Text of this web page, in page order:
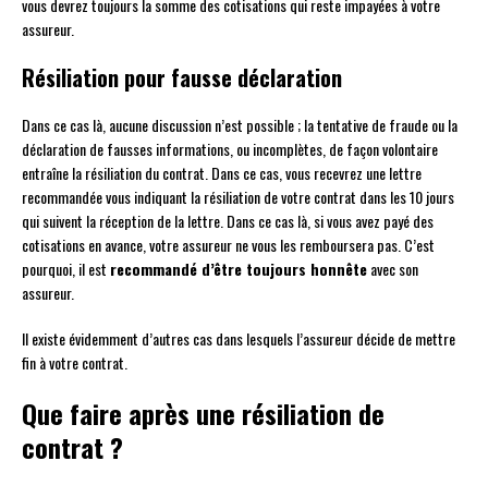
vous devrez toujours la somme des cotisations qui reste impayées à votre
assureur.
Résiliation pour fausse déclaration
Dans ce cas là, aucune discussion n’est possible ; la tentative de fraude ou la
déclaration de fausses informations, ou incomplètes, de façon volontaire
entraîne la résiliation du contrat. Dans ce cas, vous recevrez une lettre
recommandée vous indiquant la résiliation de votre contrat dans les 10 jours
qui suivent la réception de la lettre. Dans ce cas là, si vous avez payé des
cotisations en avance, votre assureur ne vous les remboursera pas. C’est
pourquoi, il est recommandé d’être toujours honnêteavec son
assureur.
Il existe évidemment d’autres cas dans lesquels l’assureur décide de mettre
fin à votre contrat.
Que faire après une résiliation de
contrat ?